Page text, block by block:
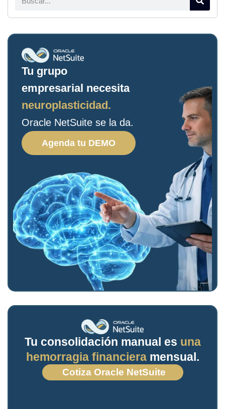
Tu grupo
empresarial necesita
neuroplasticidad.
Oracle NetSuite se la da.
Agenda tu DEMO
Tu consolidación manual es una
hemorragia financieramensual.
Cotiza Oracle NetSuite